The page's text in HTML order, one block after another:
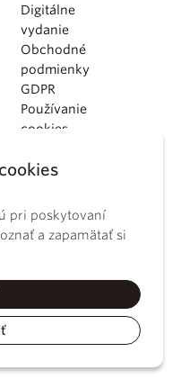
pri poskytovaní
a zapamätať si
Digitálne
vydanie
Obchodné
podmienky
GDPR
Používanie
cookies